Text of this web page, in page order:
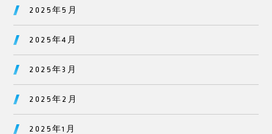
2025年5月
2025年4月
2025年3月
2025年2月
2025年1月